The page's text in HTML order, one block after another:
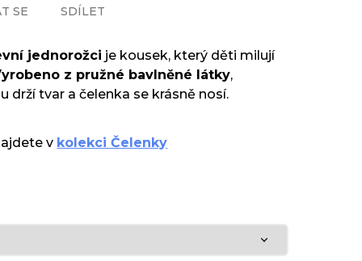
jednorožci je kousek, který děti milují
z pružné bavlněné látky,
drží tvar a čelenka se krásně nosí.
v kolekci Čelenky
SE SDÍLET